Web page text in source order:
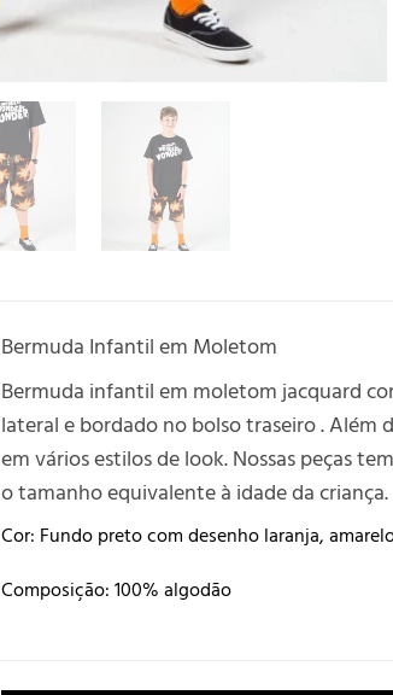
Bermuda Infantil em Moletom
Bermuda infantil em moletom jacquard
lateral e bordado no bolso traseiro . Além
em vários estilos de look. Nossas peças
o tamanho equivalente à idade da criança.
Cor: Fundo preto com desenho laranja,
Composição: 100% algodão